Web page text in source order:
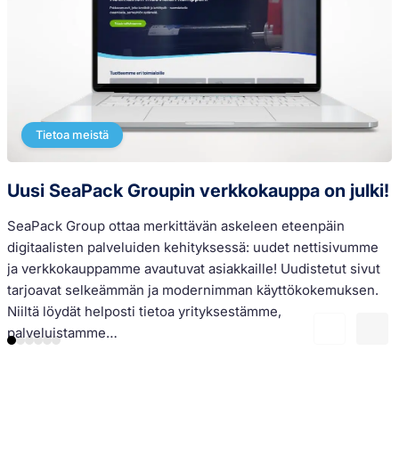
Tietoa meistä
Uusi SeaPack Groupin verkkokauppa on julki!
SeaPack Group ottaa merkittävän askeleen eteenpäin
digitaalisten palveluiden kehityksessä: uudet nettisivumme
ja verkkokauppamme avautuvat asiakkaille! Uudistetut sivut
tarjoavat selkeämmän ja modernimman käyttökokemuksen.
Niiltä löydät helposti tietoa yrityksestämme,
palveluistamme…